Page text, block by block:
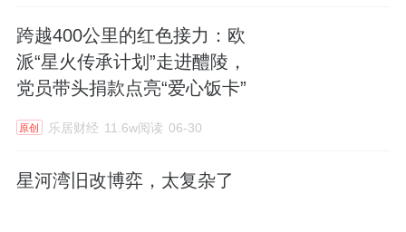
跨越400公里的红色接力：欧
派“星火传承计划”走进醴陵，
党员带头捐款点亮“爱心饭卡”
原创 乐居财经 11.6w阅读 06-30
星河湾旧改博弈，太复杂了